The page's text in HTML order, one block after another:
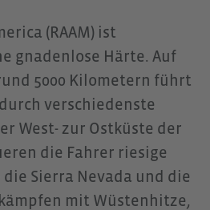
(RAAM) ist
gnadenlose Härte. Auf
5000 Kilometern führt
verschiedenste
West- zur Ostküste der
die Fahrer riesige
Sierra Nevada und die
mit Wüstenhitze,